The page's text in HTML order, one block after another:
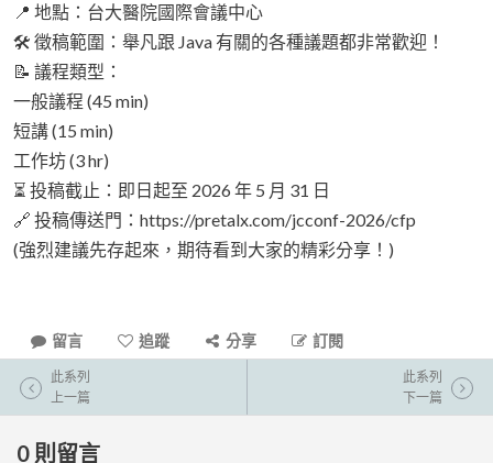
📍 地點：台大醫院國際會議中心
🛠 徵稿範圍：舉凡跟 Java 有關的各種議題都非常歡迎！
📝 議程類型：
一般議程 (45 min)
短講 (15 min)
工作坊 (3 hr)
⏳ 投稿截止：即日起至 2026 年 5 月 31 日
🔗 投稿傳送門：https://pretalx.com/jcconf-2026/cfp
(強烈建議先存起來，期待看到大家的精彩分享！)
留言 追蹤 分享 訂閱
此系列
上一篇
此系列
下一篇
0 則留言